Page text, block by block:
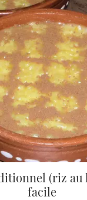
(riz au
facile